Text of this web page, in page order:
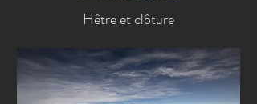
Hêtre et clôture